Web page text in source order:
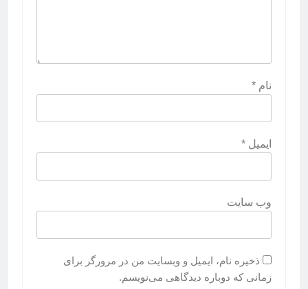
نام *
ایمیل *
وب‌ سایت
ذخیره نام، ایمیل و وبسایت من در مرورگر برای
زمانی که دوباره دیدگاهی می‌نویسم.